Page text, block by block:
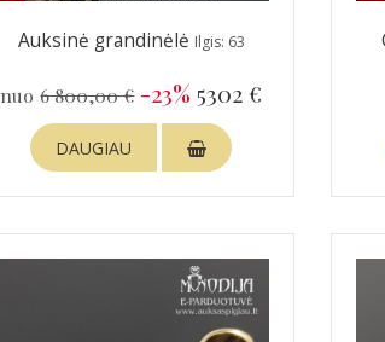
Auksinė grandinėlė Ilgis: 63
nuo 6 800,00 € -23% 5302 €
DAUGIAU